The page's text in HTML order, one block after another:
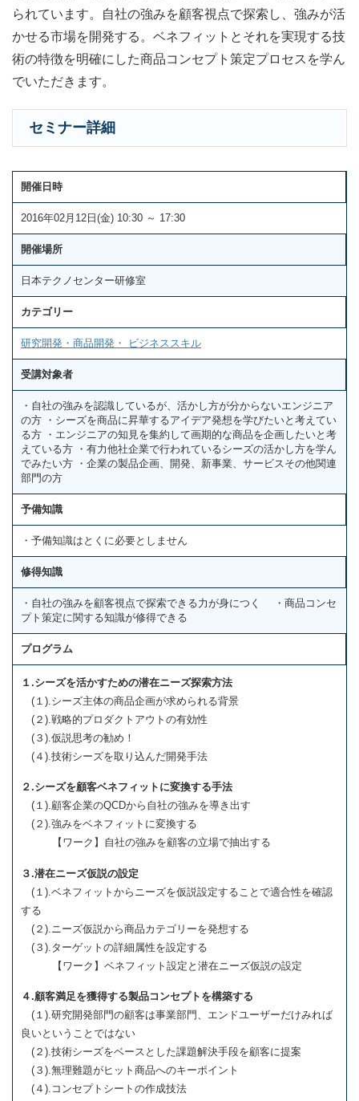
られています。自社の強みを顧客視点で探索し、強みが活
かせる市場を開発する。ベネフィットとそれを実現する技
術の特徴を明確にした商品コンセプト策定プロセスを学ん
でいただきます。
セミナー詳細
開催日時
2016年02月12日(金) 10:30 ～ 17:30
開催場所
日本テクノセンター研修室
カテゴリー
研究開発・商品開発・ ビジネススキル
受講対象者
・自社の強みを認識しているが、活かし方が分からないエンジニア
の方 ・シーズを商品に昇華するアイデア発想を学びたいと考えてい
る方 ・エンジニアの知見を集約して画期的な商品を企画したいと考
えている方 ・有力他社企業で行われているシーズの活かし方を学ん
でみたい方 ・企業の製品企画、開発、新事業、サービスその他関連
部門の方
予備知識
・予備知識はとくに必要としません
修得知識
・自社の強みを顧客視点で探索できる力が身につく ・商品コンセ
プト策定に関する知識が修得できる
プログラム
１.シーズを活かすための潜在ニーズ探索方法
(１).シーズ主体の商品企画が求められる背景
(２).戦略的プロダクトアウトの有効性
(３).仮説思考の勧め！
(４).技術シーズを取り込んだ開発手法
２.シーズを顧客ベネフィットに変換する手法
(１).顧客企業のQCDから自社の強みを導き出す
(２).強みをベネフィットに変換する
【ワーク】自社の強みを顧客の立場で抽出する
３.潜在ニーズ仮説の設定
(１).ベネフィットからニーズを仮説設定することで適合性を確認
する
(２).ニーズ仮説から商品カテゴリーを発想する
(３).ターゲットの詳細属性を設定する
【ワーク】ベネフィット設定と潜在ニーズ仮説の設定
４.顧客満足を獲得する製品コンセプトを構築する
(１).研究開発部門の顧客は事業部門、エンドユーザーだけみれば
良いということではない
(２).技術シーズをベースとした課題解決手段を顧客に提案
(３).無理難題がヒット商品へのキーポイント
(４).コンセプトシートの作成技法